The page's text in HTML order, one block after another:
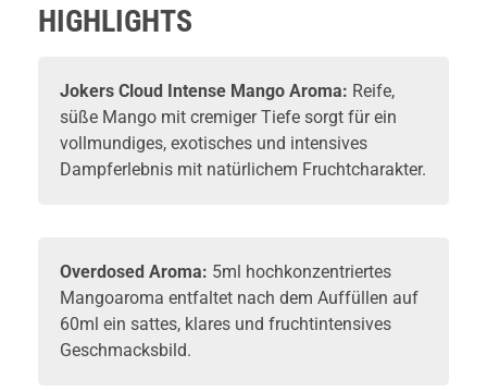
HIGHLIGHTS
Jokers Cloud Intense Mango Aroma: Reife,
süße Mango mit cremiger Tiefe sorgt für ein
vollmundiges, exotisches und intensives
Dampferlebnis mit natürlichem Fruchtcharakter.
Overdosed Aroma: 5ml hochkonzentriertes
Mangoaroma entfaltet nach dem Auffüllen auf
60ml ein sattes, klares und fruchtintensives
Geschmacksbild.